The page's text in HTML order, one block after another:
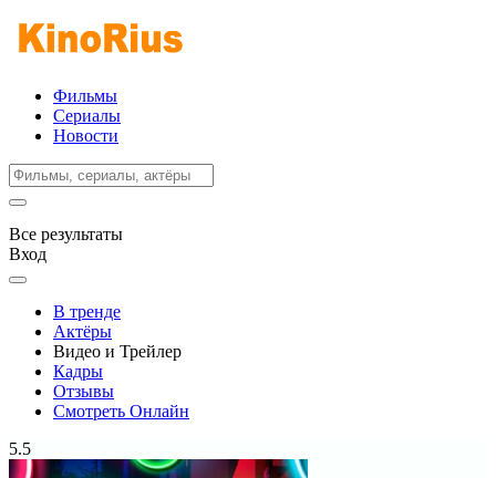
Фильмы
Сериалы
Новости
Все результаты
Вход
В тренде
Актёры
Видео и Трейлер
Кадры
Отзывы
Смотреть Онлайн
5.5